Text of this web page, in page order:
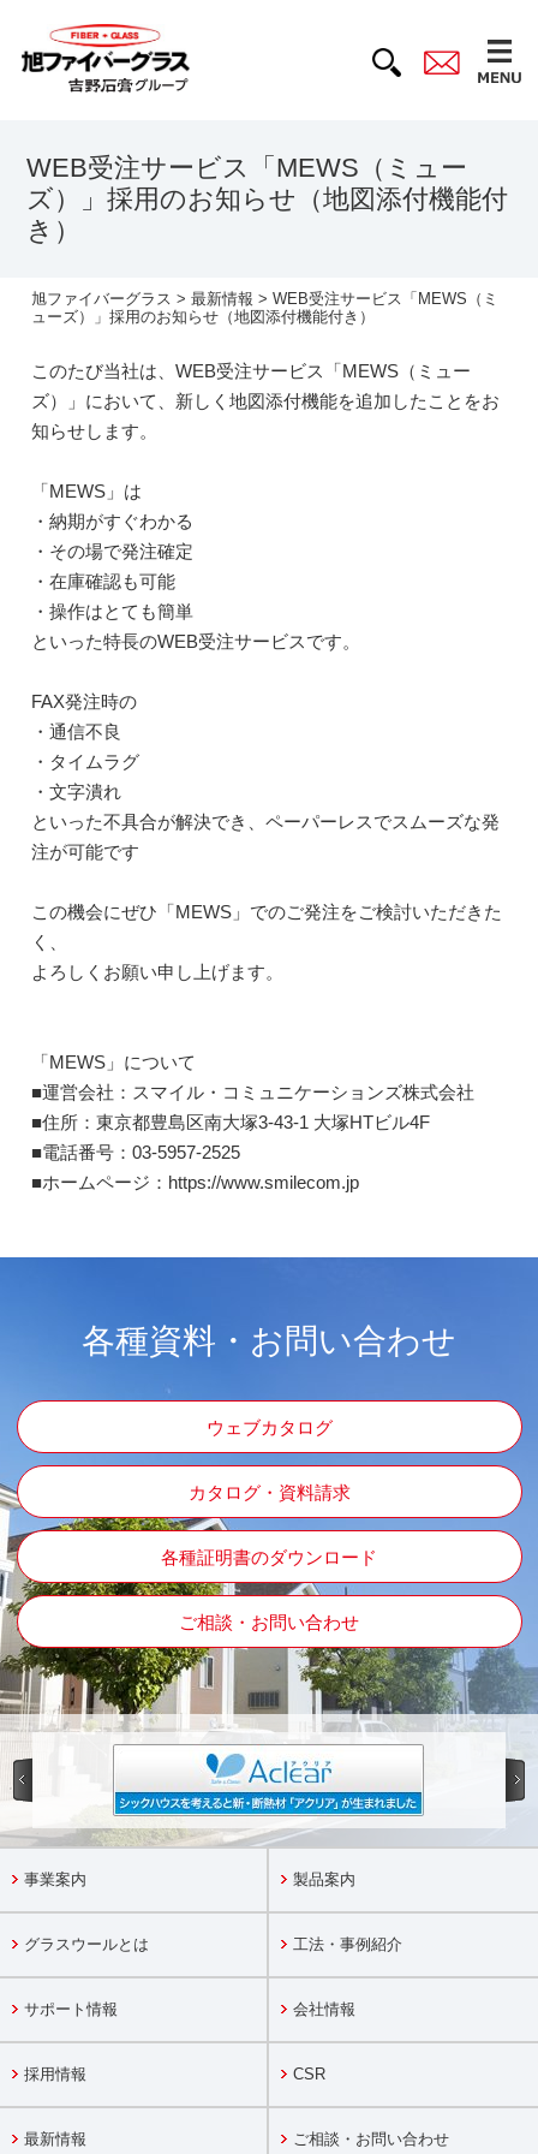
WEB受注サービス「MEWS（ミュー
ズ）」採用のお知らせ（地図添付機能付
き）
旭ファイバーグラス >最新情報 > WEB受注サービス「MEWS（ミ
ューズ）」採用のお知らせ（地図添付機能付き）
このたび当社は、WEB受注サービス「MEWS（ミュー
ズ）」において、新しく地図添付機能を追加したことをお
知らせします。
「MEWS」は
・納期がすぐわかる
・その場で発注確定
・在庫確認も可能
・操作はとても簡単
といった特長のWEB受注サービスです。
FAX発注時の
・通信不良
・タイムラグ
・文字潰れ
といった不具合が解決でき、ペーパーレスでスムーズな発
注が可能です
この機会にぜひ「MEWS」でのご発注をご検討いただきた
く、
よろしくお願い申し上げます。
「MEWS」について
■運営会社：スマイル・コミュニケーションズ株式会社
■住所：東京都豊島区南大塚3-43-1 大塚HTビル4F
■電話番号：03-5957-2525
■ホームページ：https://www.smilecom.jp
各種資料・お問い合わせ
ウェブカタログ
カタログ・資料請求
各種証明書のダウンロード
ご相談・お問い合わせ
事業案内 製品案内
グラスウールとは 工法・事例紹介
サポート情報 会社情報
採用情報 CSR
最新情報 ご相談・お問い合わせ